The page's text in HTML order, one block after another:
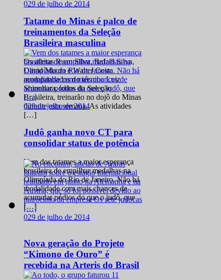
029 de julho de 2014
Tatame do Minas é palco de
treinamentos da Seleção
Brasileira masculina
Os atletas Ruan Silva, Rafael Silva,
David Moura e Walter Costa
acompanhados do técnico Luiz
Shinohara, todos da Seleção
Brasileira, treinarão no dojô do Minas
durante esta semana. As atividades
[…]
029 de julho de 2014
Judô ganha novo CT para
consolidar status de potência
Vem dos tatames a maior esperança
brasileira de empilhar medalhas na
Olimpíada do Rio de Janeiro. Não há
modalidade com mais chances de
acumular pódios do que o judô, que
[…]
029 de julho de 2014
Nova geração do Projeto
“Kimono de Ouro” é
recebida na Arteris do Brasil